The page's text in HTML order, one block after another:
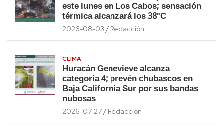
este lunes en Los Cabos; sensación
térmica alcanzará los 38°C
2026-08-03 Redacción
CLIMA
Huracán Genevieve alcanza
categoría 4; prevén chubascos en
Baja California Sur por sus bandas
nubosas
2026-07-27 Redacción